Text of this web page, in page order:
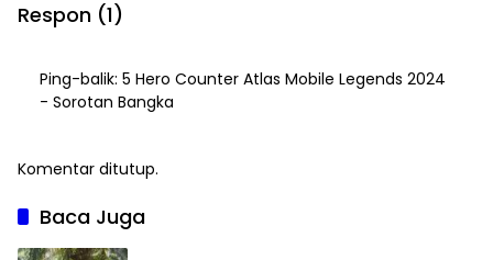
Respon (1)
Ping-balik: 5 Hero Counter Atlas Mobile Legends 2024
- Sorotan Bangka
Komentar ditutup.
Baca Juga